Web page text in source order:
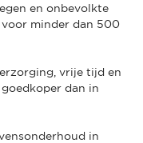
en onbevolkte
minder dan 500
vrije tijd en
dan in
in